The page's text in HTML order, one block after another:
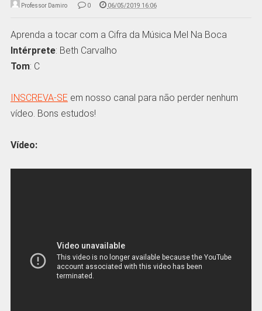
Professor Damiro 0 06/05/2019 16:06
Aprenda a tocar com a Cifra da Música Mel Na Boca
Intérprete: Beth Carvalho
Tom: C
INSCREVA-SE em nosso canal para não perder nenhum
vídeo. Bons estudos!
Vídeo: